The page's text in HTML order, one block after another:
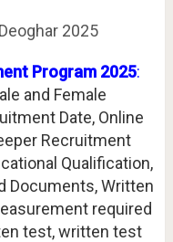
2025
Program 2025:
and Female
Date, Online
Recruitment
Qualification,
Documents, Written
required
test, written test